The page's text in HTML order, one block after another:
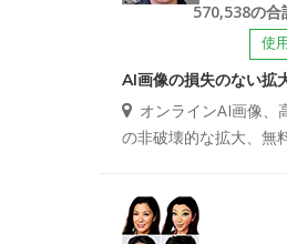
570,538の合
使
AI画像の損失のない拡
オンラインAI画像、
の非破壊的な拡大、無